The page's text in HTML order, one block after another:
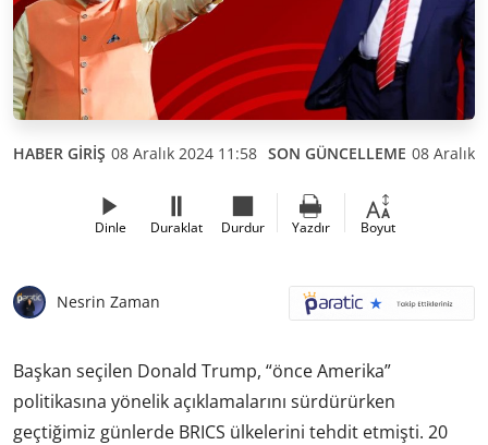
HABER GİRİŞ 08 Aralık 2024 11:58 SON GÜNCELLEME 08 Aralık
Dinle Duraklat Durdur Yazdır Boyut
Nesrin Zaman
Başkan seçilen Donald Trump, “önce Amerika”
politikasına yönelik açıklamalarını sürdürürken
geçtiğimiz günlerde BRICS ülkelerini tehdit etmişti. 20